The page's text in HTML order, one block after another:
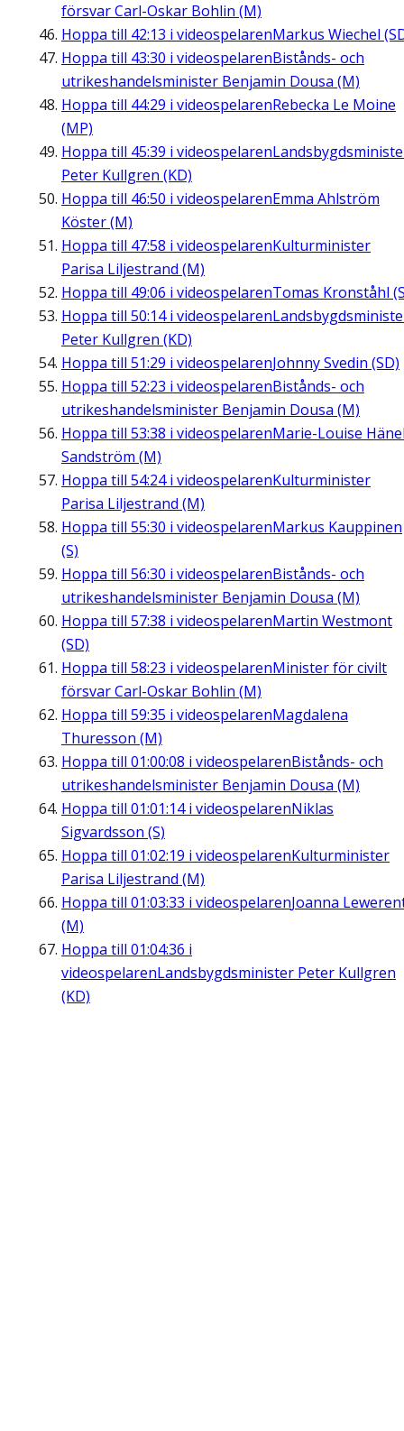
försvar Carl-Oskar Bohlin (M)
Hoppa till 42:13 i videospelarenMarkus Wiechel
Hoppa till 43:30 i videospelarenBistånds- och
utrikeshandelsminister Benjamin Dousa (M)
Hoppa till 44:29 i videospelarenRebecka Le Moine
(MP)
Hoppa till 45:39 i videospelaren
Peter Kullgren (KD)
Hoppa till 46:50 i videospelarenEmma Ahlström
Köster (M)
Hoppa till 47:58 i videospelarenKulturminister
Parisa Liljestrand (M)
Hoppa till 49:06 i videospelarenTomas Kronståhl
Hoppa till 50:14i videospelaren
Peter Kullgren (KD)
Hoppa till 51:29 i videospelarenJohnny Svedin (SD)
Hoppa till 52:23 i videospelarenBistånds- och
utrikeshandelsminister Benjamin Dousa (M)
Hoppa till 53:38 i videospelarenMarie-Louise
Sandström (M)
Hoppa till 54:24i videospelarenKulturminister
Parisa Liljestrand (M)
Hoppa till 55:30 i videospelarenMarkus Kauppinen
(S)
Hoppa till 56:30 i videospelarenBistånds- och
utrikeshandelsminister Benjamin Dousa (M)
Hoppa till 57:38 i videospelarenMartin Westmont
(SD)
Hoppa till 58:23 i videospelarenMinister för civilt
försvar Carl-Oskar Bohlin (M)
Hoppa till 59:35 i videospelarenMagdalena
Thuresson (M)
Hoppa till 01:00:08 i videospelarenBistånds- och
utrikeshandelsminister Benjamin Dousa (M)
Hoppa till 01:01:14i videospelarenNiklas
Sigvardsson (S)
Hoppa till 01:02:19 i videospelarenKulturminister
Parisa Liljestrand (M)
Hoppa till 01:03:33 i videospelarenJoanna
(M)
Hoppa till 01:04:36 i
videospelarenLandsbygdsminister Peter Kullgren
(KD)